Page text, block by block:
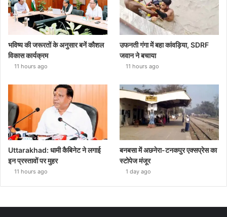
भविष्य की जरूरतों के अनुसार बनें कौशल
विकास कार्यक्रम
11 hours ago
उफनती गंगा में बहा कांवड़िया, SDRF
जवान ने बचाया
11 hours ago
Uttarakhad: धामी कैबिनेट ने लगाई
इन प्रस्तावों पर मुहर
11 hours ago
बनबसा में अछनेरा-टनकपुर एक्सप्रेस का
स्टोपेज मंजूर
1 day ago